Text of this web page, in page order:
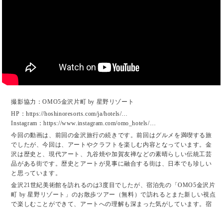
撮影協力：OMO5金沢片町 by 星野リゾート
HP：https://hoshinoresorts.com/ja/hotels/…
Instagram：https://www.instagram.com/omo_hotels/…
今回の動画は、前回の金沢旅行の続きです。前回はグルメを満喫する旅
でしたが、今回は、アートやクラフトを楽しむ内容となっています。金
沢は歴史と、現代アート、九谷焼や加賀友禅などの素晴らしい伝統工芸
品がある街です。歴史とアートが見事に融合する街は、日本でも珍しい
と思っています。
金沢21世紀美術館を訪れるのは3度目でしたが、宿泊先の「OMO5金沢片
町 by 星野リゾート」のお散歩ツアー（無料）で訪れるとまた新しい視点
で楽しむことができて、アートへの理解も深まった気がしています。宿